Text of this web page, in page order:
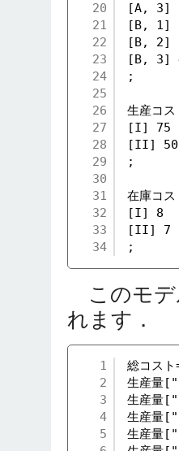
20
21
22
23
24
25
26
27
28
29
30
31
32
33
34
[A, 3]
[B, 1]
[B, 2]
[B, 3]
;
生産コ
[I] 75
[II] 50
;
在庫コ
[I] 8
[II] 7
;
このモデ
れます．
1
2
3
4
5
総コス
生産
生産量
生産量
生産